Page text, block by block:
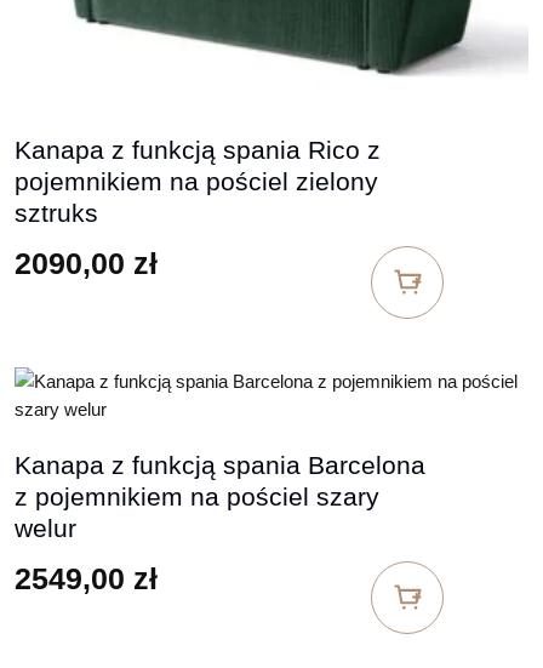
Kanapa z funkcją spania Rico z
pojemnikiem na pościel zielony
sztruks
2090,00 zł
Kanapa z funkcją spania Barcelona
z pojemnikiem na pościel szary
welur
2549,00 zł